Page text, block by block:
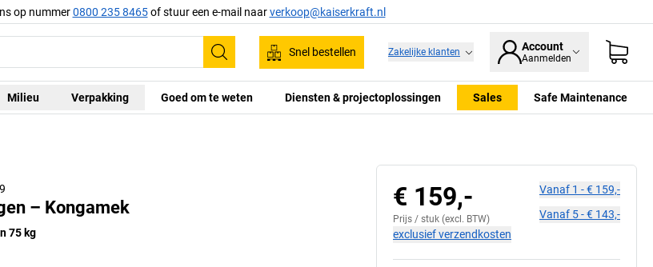
op nummer0800 235 8465of stuur een e-mail naarverkoop@kaiserkraft.nl
Zoeken
Snel bestellen Zakelijke klanten Account
Aanmelden
Milieu Verpakking Goed om te weten Diensten & projectoplossingen Sales Safe Maintenance
– Kongamek
75 kg
€ 159,-
Prijs / stuk (excl. BTW)
exclusief verzendkosten
Vanaf 1 -€ 159,-
Vanaf 5-€ 143,-